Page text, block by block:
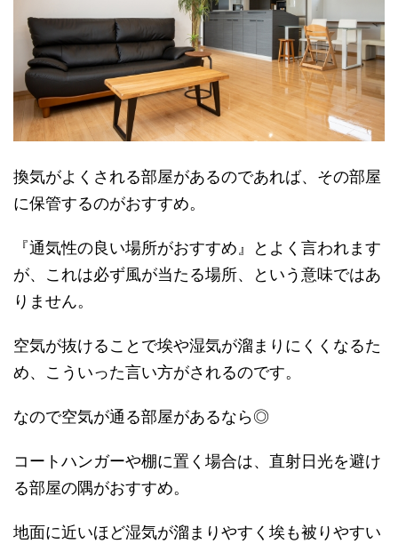
換気がよくされる部屋があるのであれば、その部屋
に保管するのがおすすめ。
『通気性の良い場所がおすすめ』とよく言われます
が、これは必ず風が当たる場所、という意味ではあ
りません。
空気が抜けることで埃や湿気が溜まりにくくなるた
め、こういった言い方がされるのです。
なので空気が通る部屋があるなら◎
コートハンガーや棚に置く場合は、直射日光を避け
る部屋の隅がおすすめ。
地面に近いほど湿気が溜まりやすく埃も被りやすい